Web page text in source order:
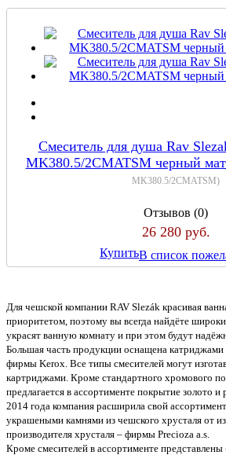
Смеситель для душа Rav
MK380.5/2CMATSM черный
MK380.5/2CMATSM)
Отзывов (0)
26 280 руб.
КупитьВ список
Для чешской компании RAV Slezák красивая
приоритетом, поэтому вы всегда найдёте
украсят ванную комнату и при этом будут
Большая часть продукции оснащена катриджами
фирмы Kerox. Все типы смесителей могут
картриджами. Кроме стандартного хромового
предлагается в ассортименте покрытие золотo и
2014 года компания расширила свой
украшеными камнями из чешского хрусталя от
производителя хрусталя – фирмы Precioza a.s.
Кроме смесителей в ассортименте представлены